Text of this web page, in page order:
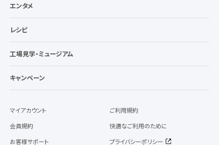
エンタメ
レシピ
工場見学・ミュージアム
キャンペーン
マイアカウント
会員規約
お客様サポート
ご利用規約
快適なご利用のために
プライバシーポリシー